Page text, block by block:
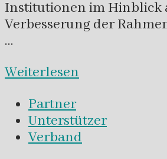
Institutionen im Hinblick
Verbesserung der
…
Weiterlesen
Partner
Unterstützer
Verband